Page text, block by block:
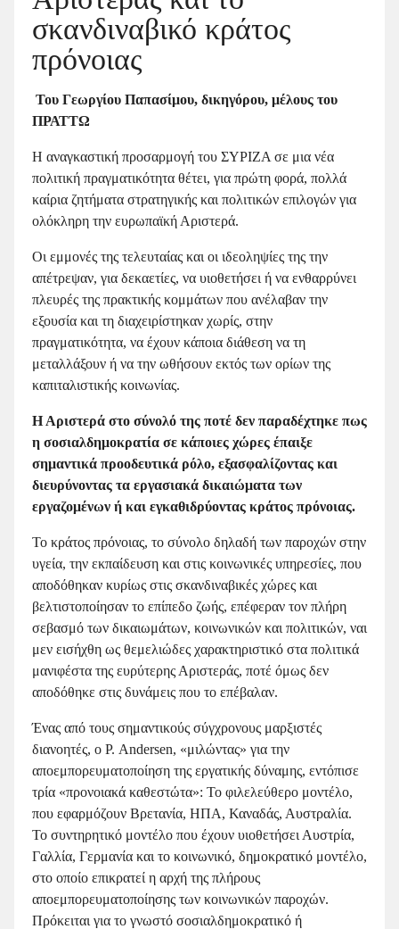
σκανδιναβικό κράτος
πρόνοιας
Του Γεωργίου Παπασίμου, δικηγόρου, μέλους του
ΠΡΑΤΤΩ
Η αναγκαστική προσαρμογή του ΣΥΡΙΖΑ σε μια νέα
πολιτική πραγματικότητα θέτει, για πρώτη φορά, πολλά
καίρια ζητήματα στρατηγικής και πολιτικών επιλογών για
ολόκληρη την ευρωπαϊκή Αριστερά.
Οι εμμονές της τελευταίας και οι ιδεοληψίες της την
απέτρεψαν, για δεκαετίες, να υιοθετήσει ή να ενθαρρύνει
πλευρές της πρακτικής κομμάτων που ανέλαβαν την
εξουσία και τη διαχειρίστηκαν χωρίς, στην
πραγματικότητα, να έχουν κάποια διάθεση να τη
μεταλλάξουν ή να την ωθήσουν εκτός των ορίων της
καπιταλιστικής κοινωνίας.
Η Αριστερά στο σύνολό της ποτέ δεν παραδέχτηκε πως
η σοσιαλδημοκρατία σε κάποιες χώρες έπαιξε
σημαντικά προοδευτικά ρόλο, εξασφαλίζοντας και
διευρύνοντας τα εργασιακά δικαιώματα των
εργαζομένων ή και εγκαθιδρύοντας κράτος πρόνοιας.
Το κράτος πρόνοιας, το σύνολο δηλαδή των παροχών στην
υγεία, την εκπαίδευση και στις κοινωνικές υπηρεσίες, που
αποδόθηκαν κυρίως στις σκανδιναβικές χώρες και
βελτιστοποίησαν το επίπεδο ζωής, επέφεραν τον πλήρη
σεβασμό των δικαιωμάτων, κοινωνικών και πολιτικών, ναι
μεν εισήχθη ως θεμελιώδες χαρακτηριστικό στα πολιτικά
μανιφέστα της ευρύτερης Αριστεράς, ποτέ όμως δεν
αποδόθηκε στις δυνάμεις που το επέβαλαν.
Ένας από τους σημαντικούς σύγχρονους μαρξιστές
διανοητές, ο P. Αndersen, «μιλώντας» για την
αποεμπορευματοποίηση της εργατικής δύναμης, εντόπισε
τρία «προνοιακά καθεστώτα»: Το φιλελεύθερο μοντέλο,
που εφαρμόζουν Βρετανία, ΗΠΑ, Καναδάς, Αυστραλία.
Το συντηρητικό μοντέλο που έχουν υιοθετήσει Αυστρία,
Γαλλία, Γερμανία και το κοινωνικό, δημοκρατικό μοντέλο,
στο οποίο επικρατεί η αρχή της πλήρους
αποεμπορευματοποίησης των κοινωνικών παροχών.
Πρόκειται για το γνωστό σοσιαλδημοκρατικό ή